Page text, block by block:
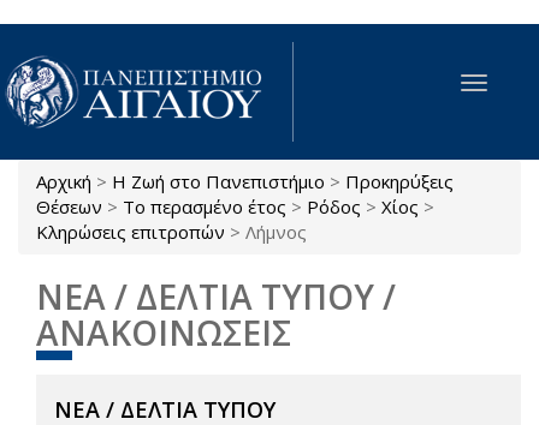
Παράκαμψη προς το κυρίως περιεχόμενο
Toggle
Είστε εδώ
Αρχική > Η Ζωή στο Πανεπιστήμιο > Προκηρύξεις
Θέσεων > Το περασμένο έτος > Ρόδος > Χίος >
Κληρώσεις επιτροπών > Λήμνος
ΝΕΑ / ΔΕΛΤΙΑ ΤΥΠΟΥ /
ΑΝΑΚΟΙΝΩΣΕΙΣ
ΝΕΑ / ΔΕΛΤΙΑ ΤΥΠΟΥ